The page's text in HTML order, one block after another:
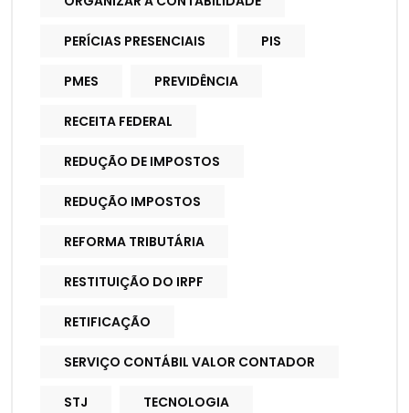
PERÍCIAS PRESENCIAIS PIS
PMES PREVIDÊNCIA
RECEITA FEDERAL
REDUÇÃO DE IMPOSTOS
REDUÇÃO IMPOSTOS
REFORMA TRIBUTÁRIA
RESTITUIÇÃO DO IRPF
RETIFICAÇÃO
SERVIÇO CONTÁBIL VALOR CONTADOR
STJ TECNOLOGIA